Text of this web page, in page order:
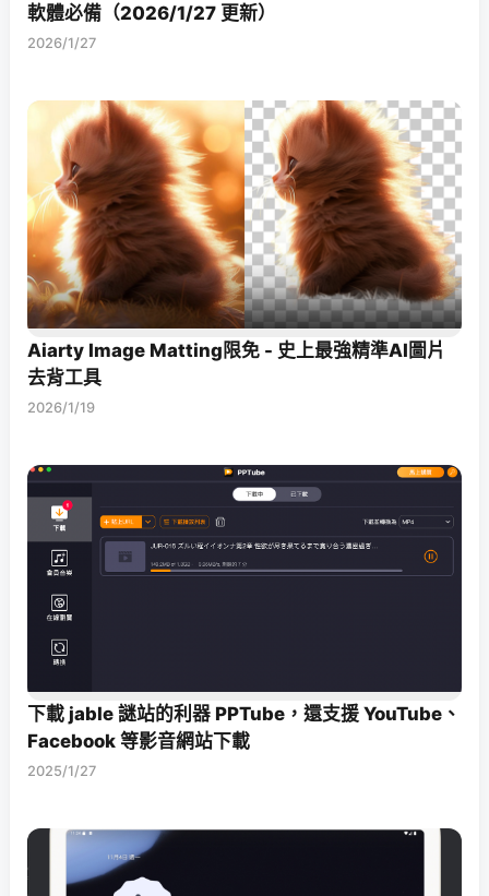
軟體必備（2026/1/27 更新）
2026/1/27
Aiarty Image Matting限免 - 史上最強精準AI圖片
去背工具
2026/1/19
下載 jable 謎站的利器 PPTube，還支援 YouTube、
Facebook 等影音網站下載
2025/1/27